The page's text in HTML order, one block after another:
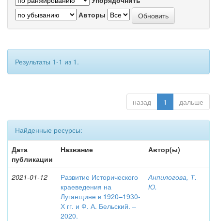
Авторы
Результаты 1-1 из 1.
назад 1 дальше
Найденные ресурсы:
Дата
публикации
Название Автор(ы)
2021-01-12
Развитие Исторического
краеведения на
Луганщине в 1920–1930-
Х гг. и Ф. А. Бельский. –
2020.
Анпилогова, Т.
Ю.